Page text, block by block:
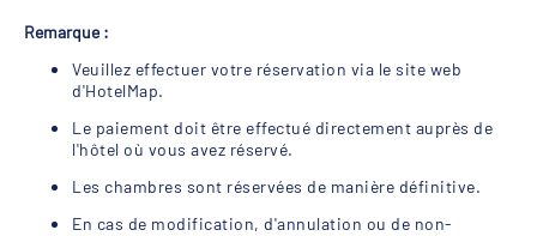
Remarque :
Veuillez effectuer votre réservation via le site web
d'HotelMap.
Le paiement doit être effectué directement auprès de
l'hôtel où vous avez réservé.
Les chambres sont réservées de manière définitive.
En cas de modification, d'annulation ou de non-